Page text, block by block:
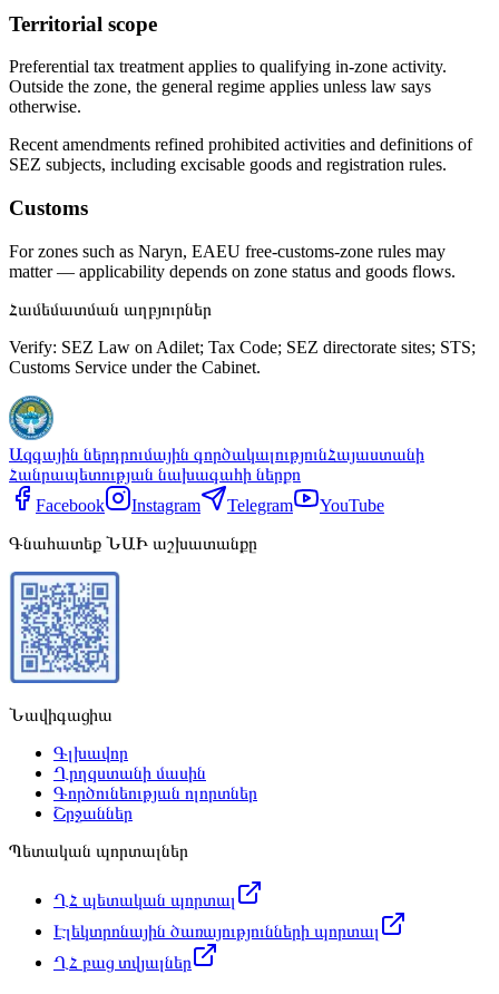
Territorial scope
Preferential tax treatment applies to qualifying in-zone activity.
Outside the zone, the general regime applies unless law says
otherwise.
Recent amendments refined prohibited activities and definitions of
SEZ subjects, including excisable goods and registration rules.
Customs
For zones such as Naryn, EAEU free-customs-zone rules may
matter — applicability depends on zone status and goods flows.
Համեմատման աղբյուրներ
Verify: SEZ Law on Adilet; Tax Code; SEZ directorate sites; STS;
Customs Service under the Cabinet.
Ազգային ներդրումային գործակալությունՀայաստանի
Հանրապետության նախագահի ներքո
Facebook
Instagram Telegram
YouTube
Գնահատեք ՆԱԻ աշխատանքը
Նավիգացիա
Գլխավոր
Ղրղզստանի մասին
Գործունեության ոլորտներ
Շրջաններ
Պետական պորտալներ
ՂՀ պետական պորտալ
Էլեկտրոնային ծառայությունների պորտալ
ՂՀ բաց տվյալներ